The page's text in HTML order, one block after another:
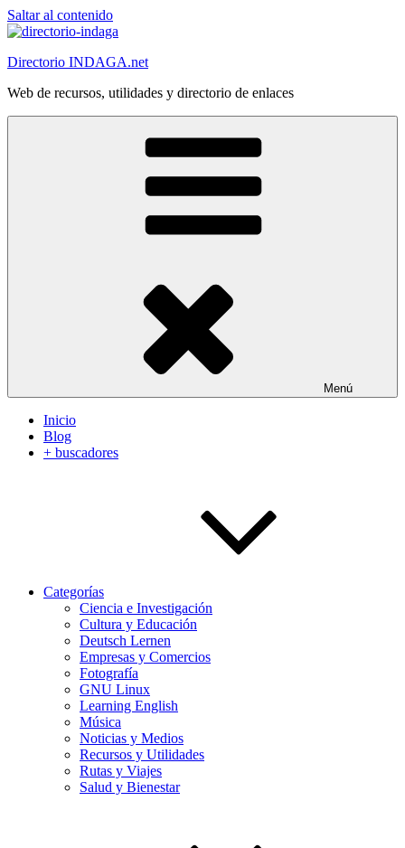
Saltar al contenido
Directorio INDAGA.net
Web de recursos, utilidades y directorio de enlaces
Menú
Inicio
Blog
+ buscadores
Categorías
Ciencia e Investigación
Cultura y Educación
Deutsch Lernen
Empresas y Comercios
Fotografía
GNU Linux
Learning English
Música
Noticias y Medios
Recursos y Utilidades
Rutas y Viajes
Salud y Bienestar